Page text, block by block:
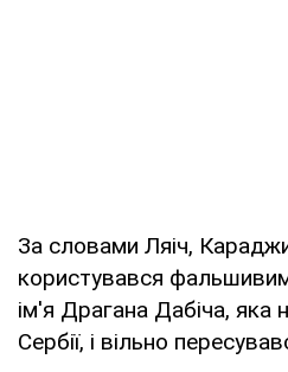
За словами Ляіч,
користувався
ім'я Драгана Дабіча, яка
Сербії, і вільно